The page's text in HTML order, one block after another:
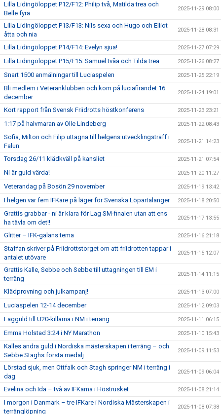
Lilla Lidingöloppet P12/F12: Philip två, Matilda trea och
Belle fyra
2025-11-29 08:00
Lilla Lidingöloppet P13/F13: Nils sexa och Hugo och Elliot
åtta och nia
2025-11-28 08:31
Lilla Lidingöloppet P14/F14: Evelyn sjua! 2025-11-27 07:29
Lilla Lidingöloppet P15/F15: Samuel tvåa och Tilda trea 2025-11-26 08:27
Snart 1500 anmälningar till Luciaspelen 2025-11-25 22:19
Bli medlem i Veteranklubben och kom på luciafirandet 16
december
2025-11-24 19:01
Kort rapport från Svensk Friidrotts höstkonferens 2025-11-23 23:21
1:17 på halvmaran av Olle Lindeberg 2025-11-22 08:43
Sofia, Milton och Filip uttagna till helgens utvecklingsträff i
Falun
2025-11-21 14:23
Torsdag 26/11 klädkväll på kansliet 2025-11-21 07:54
Ni är guld värda! 2025-11-20 11:27
Veterandag på Bosön 29 november 2025-11-19 13:42
I helgen var fem IFKare på läger för Svenska Löpartalanger 2025-11-18 20:50
Grattis grabbar - ni är klara för Lag SM-finalen utan att ens
ha tävla om det!!
2025-11-17 13:55
Glitter – IFK-galans tema 2025-11-16 21:18
Staffan skriver på Friidrottstorget om att friidrotten tappar i
antalet utövare
2025-11-15 12:07
Grattis Kalle, Sebbe och Sebbe till uttagningen till EM i
terräng
2025-11-14 11:15
Klädprovning och julkampanj! 2025-11-13 07:00
Luciaspelen 12-14 december 2025-11-12 09:03
Lagguld till U20-killarna i NM i terräng 2025-11-11 06:15
Emma Holstad 3:24 i NY Marathon 2025-11-10 15:43
Kalles andra guld i Nordiska mästerskapen i terräng – och
Sebbe Staghs första medalj
2025-11-09 11:53
Lörstad sjuk, men Ottfalk och Stagh springer NM i terräng i
dag
2025-11-09 06:04
Evelina och Ida – två av IFKarna i Höstrusket 2025-11-08 21:14
I morgon i Danmark – tre IFKare i Nordiska Mästerskapen i
terränglöpning
2025-11-08 07:38